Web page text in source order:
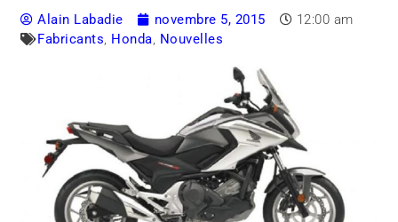
Alain Labadie novembre 5, 2015
12:00 am
Fabricants, Honda, Nouvelles